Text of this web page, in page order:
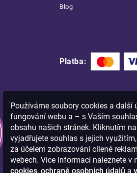
Používáme soubory cookies a další
fungování webu a – s Vaším
obsahu našich stránek. Kliknutím
vyjadřujete souhlas s jejich
za účelem zobrazování cílené
webech. Více informací naleznete v
cookies, ochraně osobních údajů a
Blog
Platba: